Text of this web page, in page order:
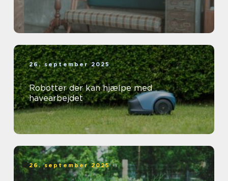
26. september 2025
Robotter der kan hjælpe med
havearbejdet
26. september 2025